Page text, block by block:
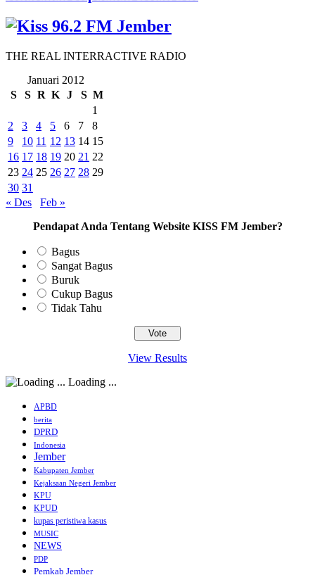
THE REAL INTERRACTIVE RADIO
Januari 2012
S
S R K J S M
1
2
3 4 5 6 7
8
9
10 11 12 13 14 15
16 17 18 19 20 21 22
23 24 25 26 27 28 29
30 31
« Des
Feb »
Pendapat Anda Tentang Website KISS FM Jember?
Bagus
Sangat Bagus
Buruk
Cukup Bagus
Tidak Tahu
View Results
Loading ...
APBD
berita
DPRD
Indonesia
Jember
Kabupaten Jember
Kejaksaan Negeri Jember
KPU
KPUD
kupas peristiwa kasus
MUSIC
NEWS
PDP
Pemkab Jember